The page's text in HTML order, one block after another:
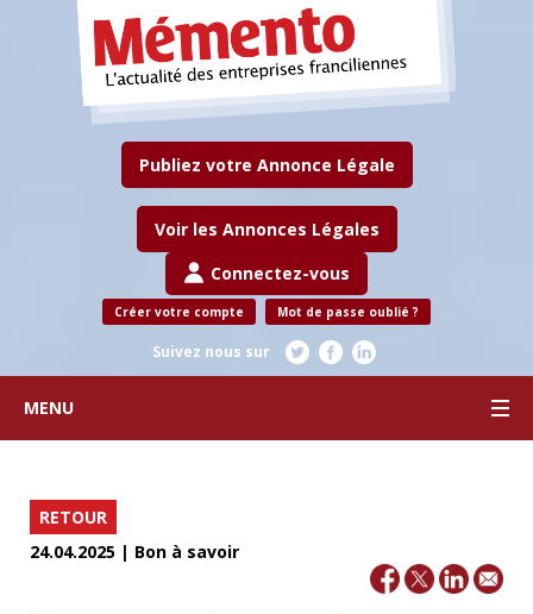
Publiez votre Annonce Légale
Voir les Annonces Légales
Connectez-vous
Créer votre compte Mot de passe oublié ?
Suivez nous sur
MENU
RETOUR
24.04.2025 | Bon à savoir